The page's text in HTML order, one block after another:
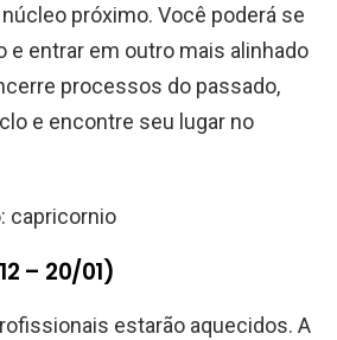
próximo. Você poderá se
e entrar em outro mais alinhado
processos do passado,
e encontre seu lugar no
– 20/01)
estarão aquecidos. A